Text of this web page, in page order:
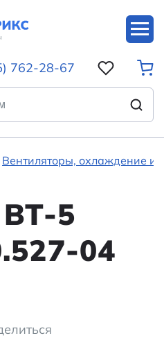
762-28-67
Вентиляторы, охлаждение и
5
04